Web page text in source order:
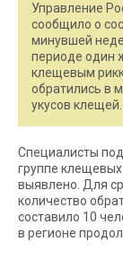
Управление
сообщило о
минувшей
периоде один
клещевым
обратились в
укусов клещей.
Специалисты
группе
выявлено. Для
количество
составило 10
в регионе